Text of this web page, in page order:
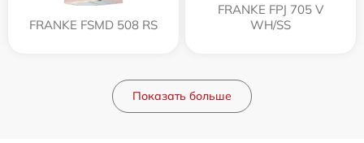
FRANKE FSMD 508 RS
FRANKE FPJ 705 V
WH/SS
Показать больше